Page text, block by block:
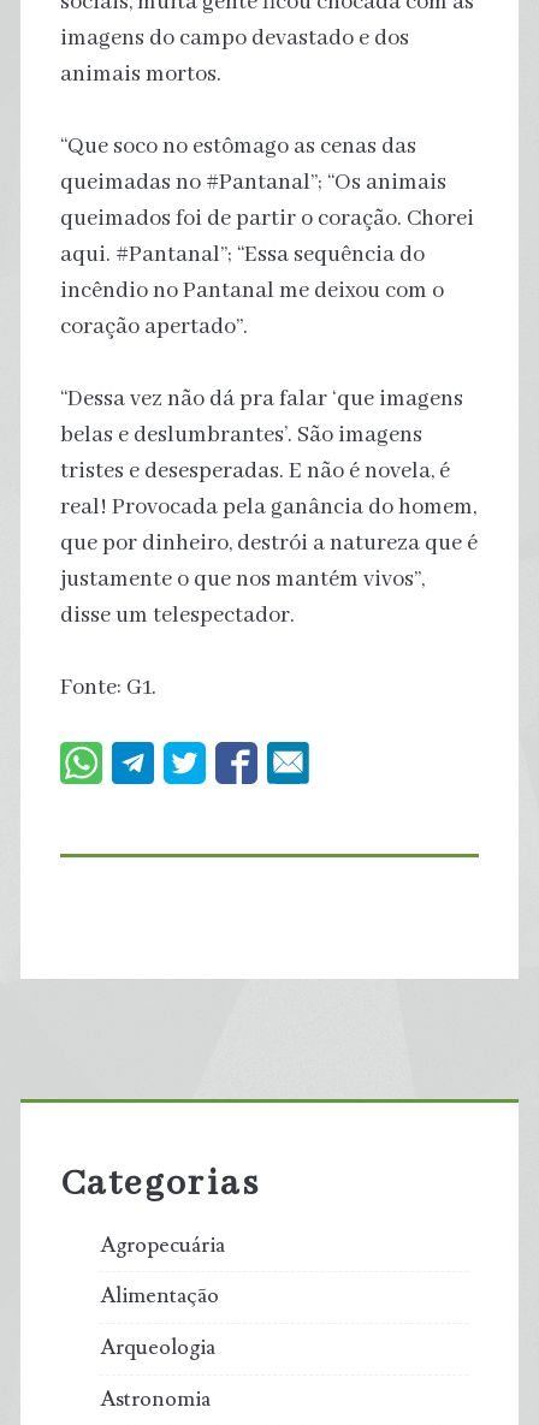
imagens do campo devastado e dos
animais mortos.
“Que soco no estômago as cenas das
queimadas no #Pantanal”; “Os animais
queimados foi de partir o coração. Chorei
aqui. #Pantanal”; “Essa sequência do
incêndio no Pantanal me deixou com o
coração apertado”.
“Dessa vez não dá pra falar ‘que imagens
belas e deslumbrantes’. São imagens
tristes e desesperadas. E não é novela, é
real! Provocada pela ganância do homem,
que por dinheiro, destrói a natureza que é
justamente o que nos mantém vivos”,
disse um telespectador.
Fonte: G1.
Primary
Sidebar
Categorias
Agropecuária
Alimentação
Arqueologia
Astronomia